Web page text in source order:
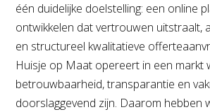
één duidelijke doelstelling: een online
ontwikkelen dat vertrouwen uitstraalt,
en structureel kwalitatieve
Huisje op Maat opereert in een markt
betrouwbaarheid, transparantie en
doorslaggevend zijn. Daarom hebben